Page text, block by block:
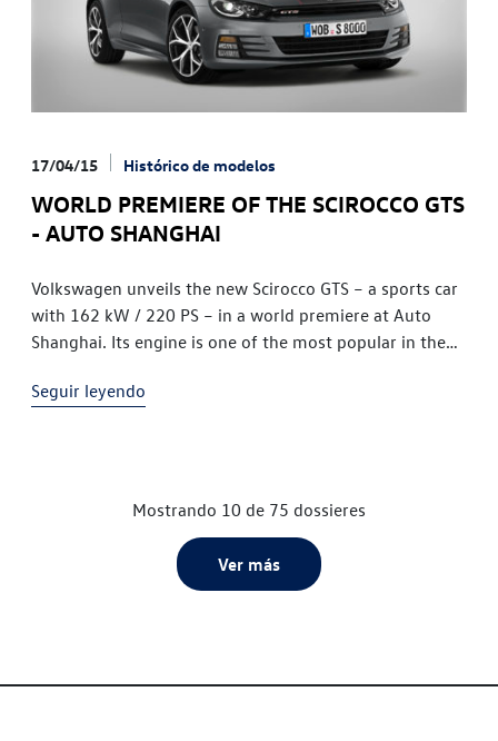
17/04/15 Histórico de modelos
WORLD PREMIERE OF THE SCIROCCO GTS
- AUTO SHANGHAI
Volkswagen unveils the new Scirocco GTS – a sports car
with 162 kW / 220 PS – in a world premiere at Auto
Shanghai. Its engine is one of the most popular in the
with the engine of the Golf GTI. A turbocharged direct-
Seguir leyendo
Mostrando 10 de 75 dossieres
Ver más